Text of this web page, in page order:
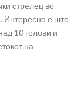
стрелец во
Интересно е што
10 голови и
на